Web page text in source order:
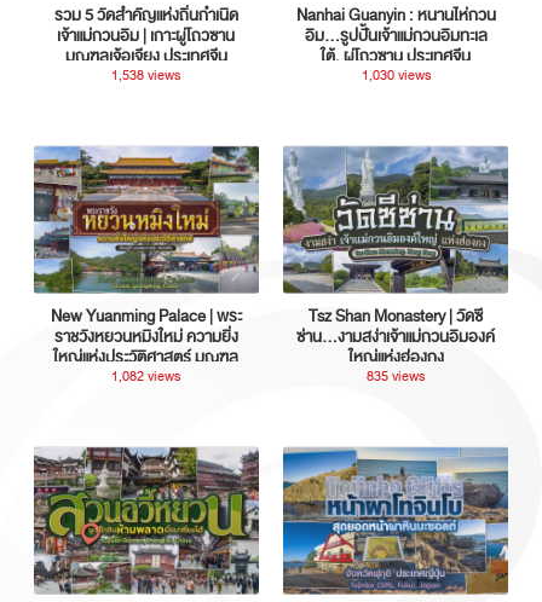
รวม 5 วัดสำคัญแห่งถิ่นกำเนิด
เจ้าแม่กวนอิม | เกาะผู่โถวซาน
มณฑลเจ้อเจียง ประเทศจีน
1,538 views
Nanhai Guanyin : หนานไห่กวน
อิม...รูปปั้นเจ้าแม่กวนอิมทะเล
ใต้, ผู่โถวซาน ประเทศจีน
1,030 views
New Yuanming Palace | พระ
ราชวังหยวนหมิงใหม่ ความยิ่ง
ใหญ่แห่งประวัติศาสตร์ มณฑล
กวางตุ้ง ประเทศจีน
1,082 views
Tsz Shan Monastery | วัดซี
ซ่าน…งามสง่าเจ้าแม่กวนอิมองค์
ใหญ่แห่งฮ่องกง
835 views